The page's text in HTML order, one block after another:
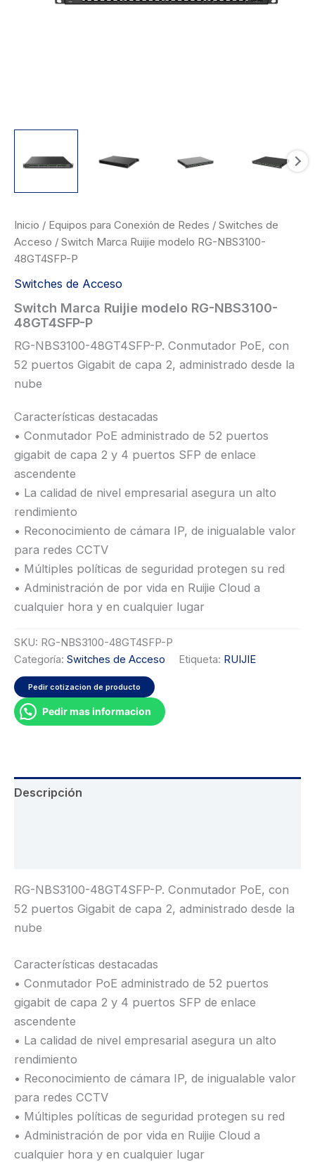
Inicio / Equipos para Conexión de Redes / Switches de
Acceso / Switch Marca Ruijie modelo RG-NBS3100-
48GT4SFP-P
Switches de Acceso
Switch Marca Ruijie modelo RG-NBS3100-
48GT4SFP-P
RG-NBS3100-48GT4SFP-P. Conmutador PoE, con
52 puertos Gigabit de capa 2, administrado desde la
nube
Características destacadas
• Conmutador PoE administrado de 52 puertos
gigabit de capa 2 y 4 puertos SFP de enlace
ascendente
• La calidad de nivel empresarial asegura un alto
rendimiento
• Reconocimiento de cámara IP, de inigualable valor
para redes CCTV
• Múltiples políticas de seguridad protegen su red
• Administración de por vida en Ruijie Cloud a
cualquier hora y en cualquier lugar
SKU: RG-NBS3100-48GT4SFP-P
Categoría: Switches de Acceso Etiqueta: RUIJIE
Pedir cotizacion de producto
Pedir mas informacion
Descripción
RG-NBS3100-48GT4SFP-P. Conmutador PoE, con
52 puertos Gigabit de capa 2, administrado desde la
nube
Características destacadas
• Conmutador PoE administrado de 52 puertos
gigabit de capa 2 y 4 puertos SFP de enlace
ascendente
• La calidad de nivel empresarial asegura un alto
rendimiento
• Reconocimiento de cámara IP, de inigualable valor
para redes CCTV
• Múltiples políticas de seguridad protegen su red
• Administración de por vida en Ruijie Cloud a
cualquier hora y en cualquier lugar